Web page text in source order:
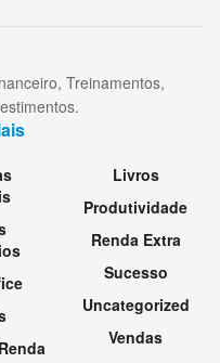
Treinamentos,
Livros
Produtividade
Renda Extra
Sucesso
Uncategorized
Vendas